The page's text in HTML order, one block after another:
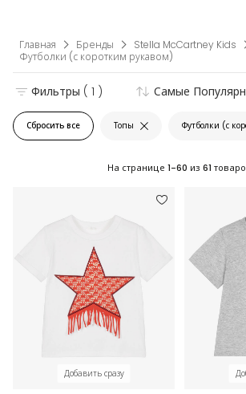
Главная Бренды Stella McCartney Kids
Футболки (с коротким рукавом)
Сбросить все Топы Футболки (с
Фильтры ( 1 ) Самые
На странице 1-60 из 61
Добавить сразу